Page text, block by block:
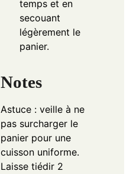
temps et en
secouant
légèrement le
panier.
Notes
Astuce : veille à ne
pas surcharger le
panier pour une
cuisson uniforme.
Laisse tiédir 2